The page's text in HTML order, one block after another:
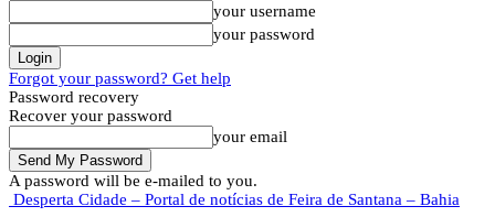
your username
your password
Forgot your password? Get help
Password recovery
Recover your password
your email
A password will be e-mailed to you.
Desperta Cidade – Portal de notícias de Feira de Santana – Bahia